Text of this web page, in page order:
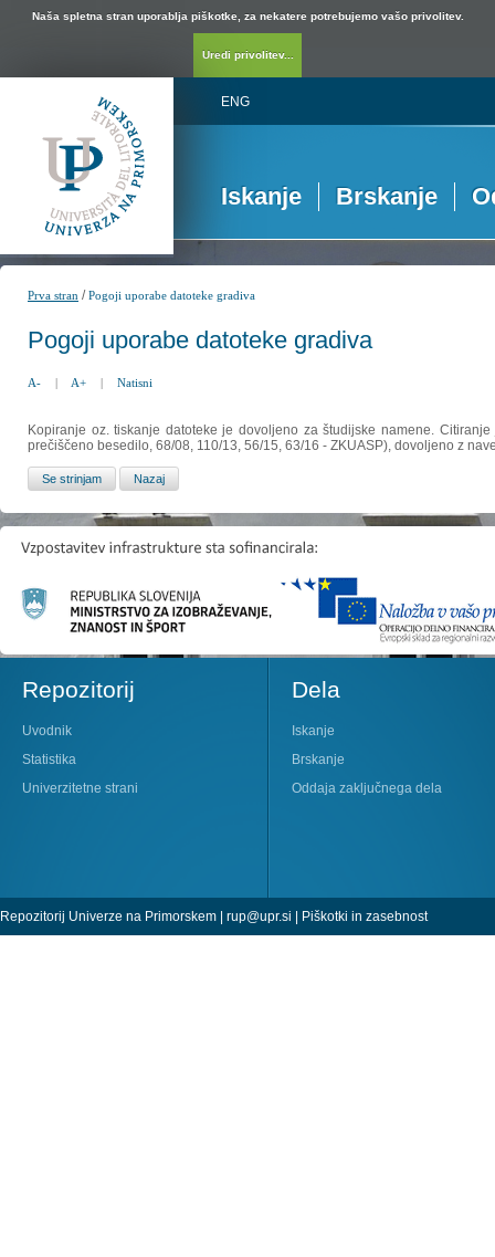
Naša spletna stran uporablja piškotke, za nekatere potrebujemo vašo privolitev.
Uredi privolitev...
ENG
Iskanje Brskanje
Prva stran /Pogoji uporabe datoteke gradiva
Pogoji uporabe datoteke gradiva
A- | A+ | Natisni
Kopiranje oz. tiskanje datoteke je dovoljeno za študijske namene.
prečiščeno besedilo, 68/08, 110/13, 56/15, 63/16 - ZKUASP), dovoljeno z
Repozitorij
Uvodnik
Statistika
Univerzitetne strani
Dela
Iskanje
Brskanje
Oddaja zaključnega dela
Repozitorij Univerze na Primorskem | rup@upr.si | Piškotki in zasebnost